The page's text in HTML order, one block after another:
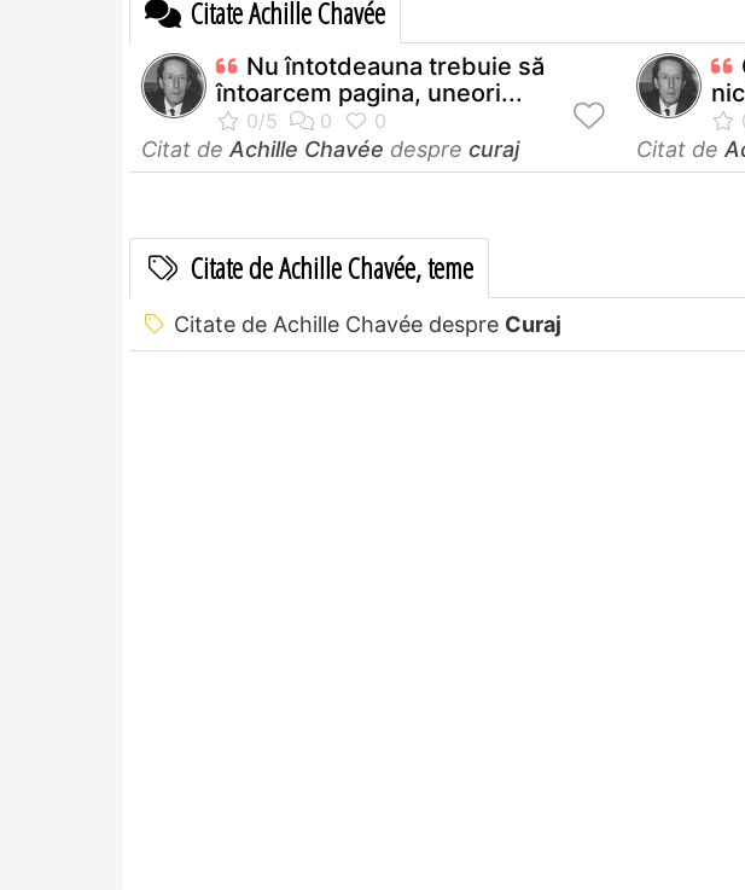
Citate Achille Chavée
Nu întotdeauna trebuie să
întoarcem pagina, uneori...
Citat de Achille Chavée despre curaj Citat de
Citate de Achille Chavée, teme
Citate de Achille Chavée despre Curaj